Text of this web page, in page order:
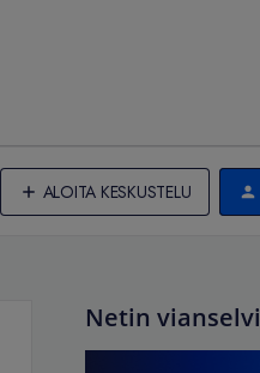
ALOITA KESKUSTELU
Netin